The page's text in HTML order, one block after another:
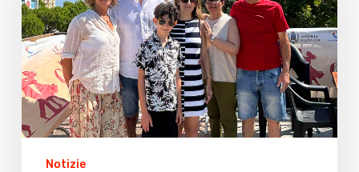
le
storie
di
luglio
2026
Notizie